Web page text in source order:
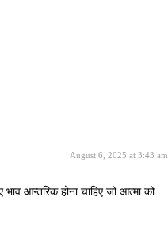
August 6, 2025 at 3:43 am
आन्तरिक होना चाहिए जो आत्मा को